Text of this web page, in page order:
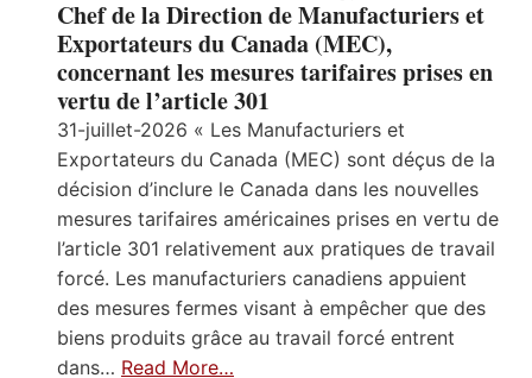
Chef de la Direction de Manufacturiers et
Exportateurs du Canada (MEC),
concernant les mesures tarifaires prises en
vertu de l’article 301
31-juillet-2026 « Les Manufacturiers et
Exportateurs du Canada (MEC) sont déçus de la
décision d’inclure le Canada dans les nouvelles
mesures tarifaires américaines prises en vertu de
l’article 301 relativement aux pratiques de travail
forcé. Les manufacturiers canadiens appuient
des mesures fermes visant à empêcher que des
biens produits grâce au travail forcé entrent
dans… Read More…